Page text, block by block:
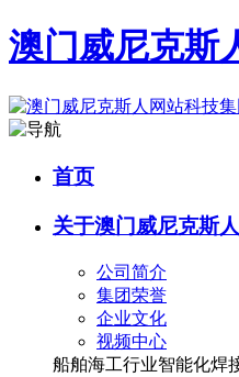
澳门威尼克斯
首页
关于澳门威尼克斯
公司简介
集团荣誉
企业文化
视频中心
船舶海工行业智能化焊